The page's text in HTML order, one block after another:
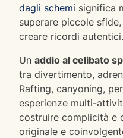
dagli schemi significa
superare piccole
creare ricordi autentici.
Un addio al celibato
tra divertimento,
Rafting, canyoning,
esperienze multi-
costruire complicità e
originale e